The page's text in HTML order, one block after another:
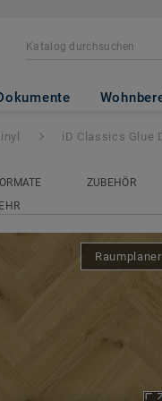
Glue Down
iD Classics Glue
ZUBEHÖR
Raumplaner